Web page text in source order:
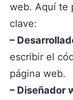
web. Aquí te
clave:
–
escribir el
página web.
– Diseñador